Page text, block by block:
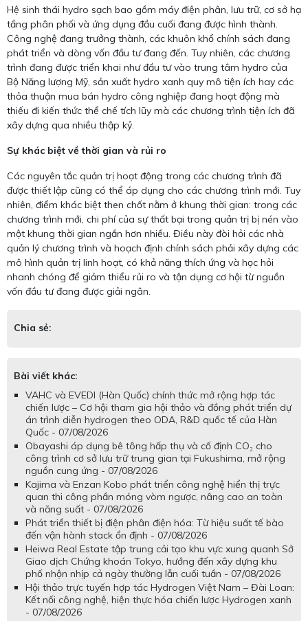
Hệ sinh thái hydro sạch bao gồm máy điện phân, lưu trữ, cơ sở hạ
tầng phân phối và ứng dụng đầu cuối đang được hình thành.
Công nghệ đang trưởng thành, các khuôn khổ chính sách đang
phát triển và dòng vốn đầu tư đang đến. Tuy nhiên, các chương
trình đang được triển khai như đầu tư vào trung tâm hydro của
Bộ Năng lượng Mỹ, sản xuất hydro xanh quy mô tiện ích hay các
thỏa thuận mua bán hydro công nghiệp đang hoạt động mà
thiếu đi kiến thức thể chế tích lũy mà các chương trình tiện ích đã
xây dựng qua nhiều thập kỷ.
Sự khác biệt về thời gian và rủi ro
Các nguyên tắc quản trị hoạt động trong các chương trình đã
được thiết lập cũng có thể áp dụng cho các chương trình mới. Tuy
nhiên, điểm khác biệt then chốt nằm ở khung thời gian: trong các
chương trình mới, chi phí của sự thất bại trong quản trị bị nén vào
một khung thời gian ngắn hơn nhiều. Điều này đòi hỏi các nhà
quản lý chương trình và hoạch định chính sách phải xây dựng các
mô hình quản trị linh hoạt, có khả năng thích ứng và học hỏi
nhanh chóng để giảm thiểu rủi ro và tận dụng cơ hội từ nguồn
vốn đầu tư đang được giải ngân.
Chia sẻ:
Bài viết khác:
VAHC và EVEDI (Hàn Quốc) chính thức mở rộng hợp tác
chiến lược – Cơ hội tham gia hội thảo và đồng phát triển dự
án trình diễn hydrogen theo ODA, R&D quốc tế của Hàn
Quốc - 07/08/2026
Obayashi áp dụng bê tông hấp thụ và cố định CO₂ cho
công trình cơ sở lưu trữ trung gian tại Fukushima, mở rộng
nguồn cung ứng - 07/08/2026
Kajima và Enzan Kobo phát triển công nghệ hiển thị trực
quan thi công phần móng vòm ngược, nâng cao an toàn
và năng suất - 07/08/2026
Phát triển thiết bị điện phân điện hóa: Từ hiệu suất tế bào
đến vận hành stack ổn định - 07/08/2026
Heiwa Real Estate tập trung cải tạo khu vực xung quanh Sở
Giao dịch Chứng khoán Tokyo, hướng đến xây dựng khu
phố nhộn nhịp cả ngày thường lẫn cuối tuần - 07/08/2026
Hội thảo trực tuyến hợp tác Hydrogen Việt Nam – Đài Loan:
Kết nối công nghệ, hiện thực hóa chiến lược Hydrogen xanh
- 07/08/2026